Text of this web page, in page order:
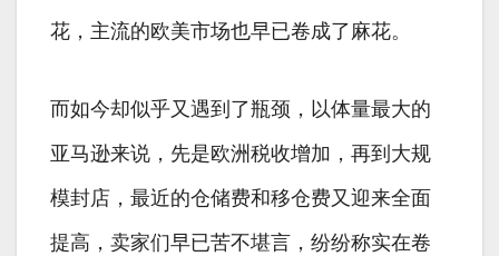
花，主流的欧美市场也早已卷成了麻花。
而如今却似乎又遇到了瓶颈，以体量最大的
亚马逊来说，先是欧洲税收增加，再到大规
模封店，最近的仓储费和移仓费又迎来全面
提高，卖家们早已苦不堪言，纷纷称实在卷